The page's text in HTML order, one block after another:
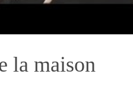
la maison